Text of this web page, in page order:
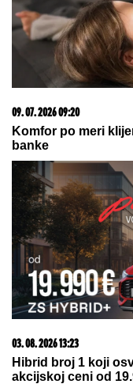
trenutka
SE!"
Ne